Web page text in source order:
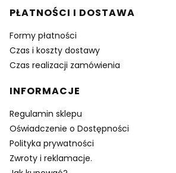
PŁATNOŚCI I DOSTAWA
Formy płatności
Czas i koszty dostawy
Czas realizacji zamówienia
INFORMACJE
Regulamin sklepu
Oświadczenie o Dostępności
Polityka prywatności
Zwroty i reklamacje.